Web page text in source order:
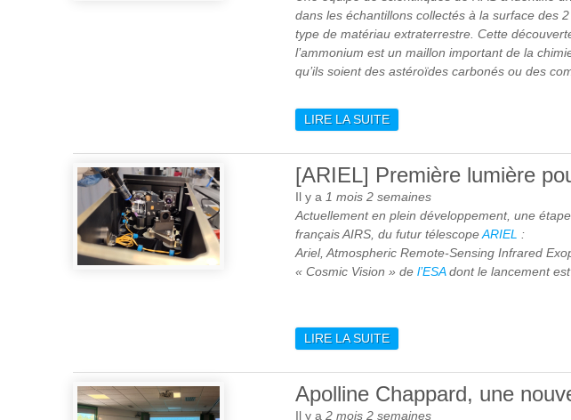
dans les échantillons collectés à la surface des
type de matériau extraterrestre. Cette
l’ammonium est un maillon important de la
qu’ils soient des astéroïdes carbonés ou des
LIRE LA SUITEDE L’ANALYSE DES
SOLAIRE PRIMITIF
[ARIEL] Première lumière
Il y a 1 mois 2 semaines
Actuellement en plein développement, une
français AIRS, du futur télescopeARIEL
:
Ariel, Atmospheric Remote-Sensing Infrared
« Cosmic Vision » de l’ESAdont le lancement
LIRE LA SUITEDE [ARIEL] PREMIÈRE
Apolline Chappard, une
Il y a 2 mois 2 semaines